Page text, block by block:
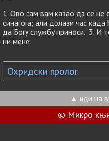
1. Ово сам вам казао да се не
синагога; али долази час када
да Богу службу приноси. 3. И
ни мене.
Охридски пролог
▲ иди на
© Микро